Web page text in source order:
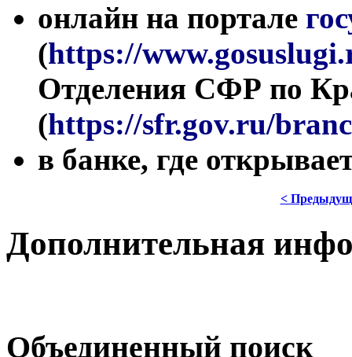
онлайн на портале
(https://
Отделения СФР по
(https://sfr.gov.ru/
в банке, где
<
Дополнительная
Объединенный поиск